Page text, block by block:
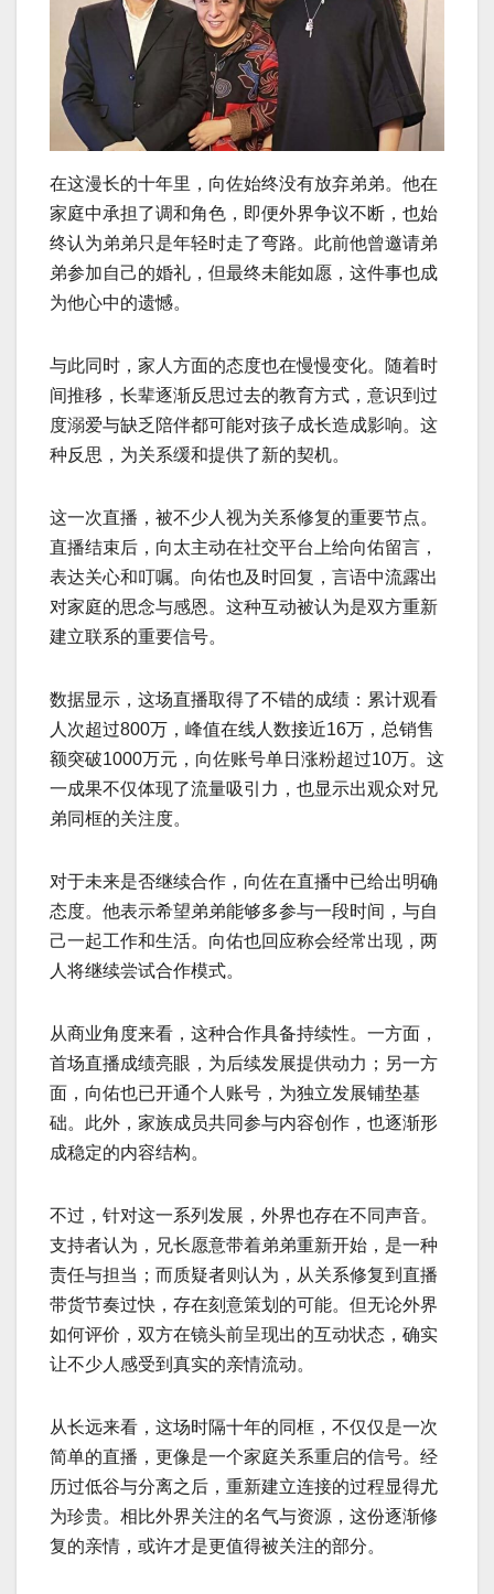
在这漫长的十年里，向佐始终没有放弃弟弟。他在
家庭中承担了调和角色，即便外界争议不断，也始
终认为弟弟只是年轻时走了弯路。此前他曾邀请弟
弟参加自己的婚礼，但最终未能如愿，这件事也成
为他心中的遗憾。
与此同时，家人方面的态度也在慢慢变化。随着时
间推移，长辈逐渐反思过去的教育方式，意识到过
度溺爱与缺乏陪伴都可能对孩子成长造成影响。这
种反思，为关系缓和提供了新的契机。
这一次直播，被不少人视为关系修复的重要节点。
直播结束后，向太主动在社交平台上给向佑留言，
表达关心和叮嘱。向佑也及时回复，言语中流露出
对家庭的思念与感恩。这种互动被认为是双方重新
建立联系的重要信号。
数据显示，这场直播取得了不错的成绩：累计观看
人次超过800万，峰值在线人数接近16万，总销售
额突破1000万元，向佐账号单日涨粉超过10万。这
一成果不仅体现了流量吸引力，也显示出观众对兄
弟同框的关注度。
对于未来是否继续合作，向佐在直播中已给出明确
态度。他表示希望弟弟能够多参与一段时间，与自
己一起工作和生活。向佑也回应称会经常出现，两
人将继续尝试合作模式。
从商业角度来看，这种合作具备持续性。一方面，
首场直播成绩亮眼，为后续发展提供动力；另一方
面，向佑也已开通个人账号，为独立发展铺垫基
础。此外，家族成员共同参与内容创作，也逐渐形
成稳定的内容结构。
不过，针对这一系列发展，外界也存在不同声音。
支持者认为，兄长愿意带着弟弟重新开始，是一种
责任与担当；而质疑者则认为，从关系修复到直播
带货节奏过快，存在刻意策划的可能。但无论外界
如何评价，双方在镜头前呈现出的互动状态，确实
让不少人感受到真实的亲情流动。
从长远来看，这场时隔十年的同框，不仅仅是一次
简单的直播，更像是一个家庭关系重启的信号。经
历过低谷与分离之后，重新建立连接的过程显得尤
为珍贵。相比外界关注的名气与资源，这份逐渐修
复的亲情，或许才是更值得被关注的部分。